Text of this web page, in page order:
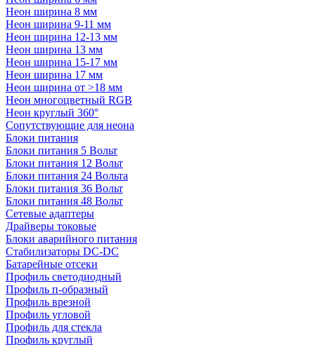
Неон ширина 8 мм
Неон ширина 9-11 мм
Неон ширина 12-13 мм
Неон ширина 13 мм
Неон ширина 15-17 мм
Неон ширина 17 мм
Неон ширина от >18 мм
Неон многоцветный RGB
Неон круглый 360°
Сопутствующие для неона
Блоки питания
Блоки питания 5 Вольт
Блоки питания 12 Вольт
Блоки питания 24 Вольта
Блоки питания 36 Вольт
Блоки питания 48 Вольт
Сетевые адаптеры
Драйверы токовые
Блоки аварийного питания
Стабилизаторы DC-DC
Батарейные отсеки
Профиль светодиодный
Профиль п-образный
Профиль врезной
Профиль угловой
Профиль для стекла
Профиль круглый